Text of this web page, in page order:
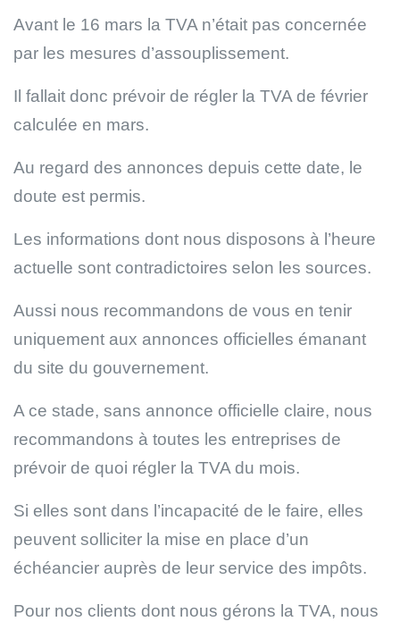
Avant le 16 mars la TVA n’était pas concernée
par les mesures d’assouplissement.
Il fallait donc prévoir de régler la TVA de février
calculée en mars.
Au regard des annonces depuis cette date, le
doute est permis.
Les informations dont nous disposons à l’heure
actuelle sont contradictoires selon les sources.
Aussi nous recommandons de vous en tenir
uniquement aux annonces officielles émanant
du site du gouvernement.
A ce stade, sans annonce officielle claire, nous
recommandons à toutes les entreprises de
prévoir de quoi régler la TVA du mois.
Si elles sont dans l’incapacité de le faire, elles
peuvent solliciter la mise en place d’un
échéancier auprès de leur service des impôts.
Pour nos clients dont nous gérons la TVA, nous